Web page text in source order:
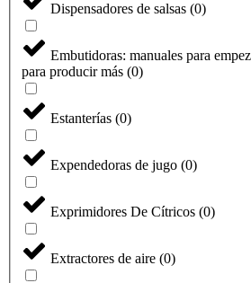
Dispensadores de salsas (0)
Embutidoras: manuales para
para producir más (0)
Estanterías (0)
Expendedoras de jugo (0)
Exprimidores De Cítricos (0)
Extractores de aire (0)